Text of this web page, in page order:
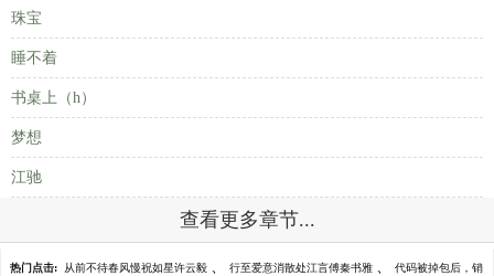
珠宝
睡不着
书桌上（h）
梦想
江驰
查看更多章节...
热门点击: 从前不待春风慢祝如星许云毅 、 行至爱意消散处江言傅秦书雅 、 代码被掉包后，销